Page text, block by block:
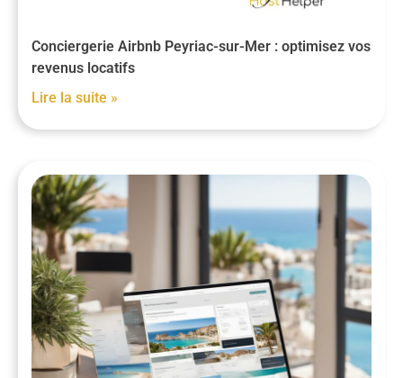
Conciergerie Airbnb Peyriac-sur-Mer : optimisez vos
revenus locatifs
Lire la suite »